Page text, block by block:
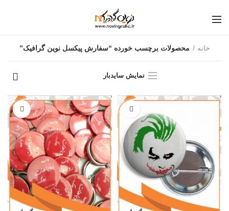
خانه محصولات برچسب خورده “سفارش پیکسل نوین گرافیک”
نمایش سایدبار